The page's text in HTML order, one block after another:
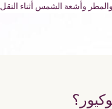
وأشعة الشمس أثناء النقل.